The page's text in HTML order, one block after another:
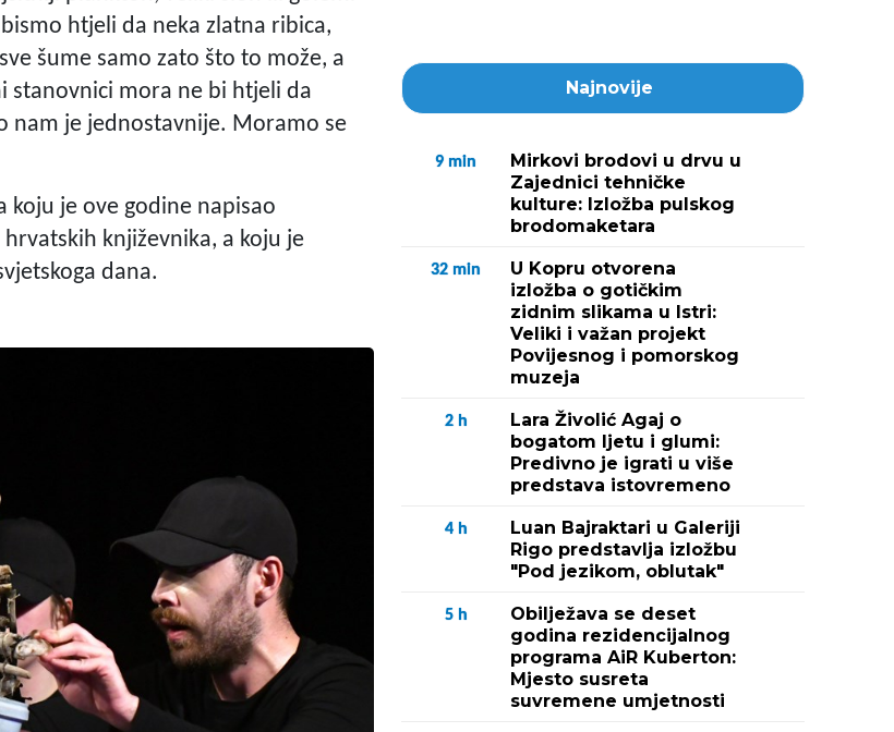
htjeli da neka zlatna ribica,
šume samo zato što to može, a
stanovnici mora ne bi htjeli da
nam je jednostavnije. Moramo se
koju je ove godine napisao
književnika, a koju je
dana.
Najnovije
9 min
Mirkovi brodovi u drvu u
Zajednici tehničke
kulture: Izložba pulskog
brodomaketara
32 min
U Kopru otvorena
izložba o gotičkim
zidnim slikama u Istri:
Veliki i važan projekt
Povijesnog i pomorskog
muzeja
2 h
Lara Živolić Agaj o
bogatom ljetu i glumi:
Predivno je igrati u više
predstava istovremeno
4 h
Luan Bajraktari u Galeriji
Rigo predstavlja izložbu
"Pod jezikom, oblutak"
5 h
Obilježava se deset
godina rezidencijalnog
programa AiR Kuberton:
Mjesto susreta
suvremene umjetnosti